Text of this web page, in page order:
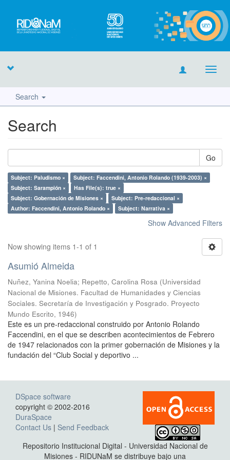
Search
Search
Go
Subject: Paludismo ×
Subject: Faccendini, Antonio Rolando (1939-2003) ×
Subject: Sarampión ×
Has File(s): true ×
Subject: Gobernación de Misiones ×
Subject: Pre-redaccional ×
Author: Faccendini, Antonio Rolando ×
Subject: Narrativa ×
Show Advanced Filters
Now showing items 1-1 of 1
Asumió Almeida
Nuñez, Yanina Noelia; Repetto, Carolina Rosa (Universidad
Nacional de Misiones. Facultad de Humanidades y Ciencias
Sociales. Secretaría de Investigación y Posgrado. Proyecto
Mundo Escrito, 1946)
Este es un pre-redaccional construido por Antonio Rolando
Faccendini, en el que se describen acontecimientos de Febrero
de 1947 relacionados con la primer gobernación de Misiones y la
fundación del “Club Social y deportivo ...
DSpace software
copyright © 2002-2016
DuraSpace
Contact Us | Send Feedback
Repositorio Institucional Digital - Universidad Nacional de
Misiones - RIDUNaM se distribuye bajo una